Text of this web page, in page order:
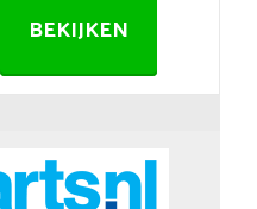
BEKIJKEN